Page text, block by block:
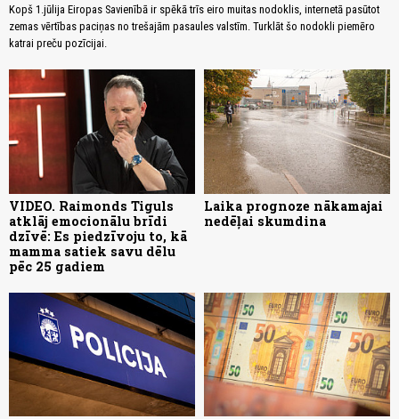
Kopš 1.jūlija Eiropas Savienībā ir spēkā trīs eiro muitas nodoklis, internetā pasūtot
zemas vērtības paciņas no trešajām pasaules valstīm. Turklāt šo nodokli piemēro
katrai preču pozīcijai.
VIDEO. Raimonds Tiguls
atklāj emocionālu brīdi
dzīvē: Es piedzīvoju to, kā
mamma satiek savu dēlu
pēc 25 gadiem
Laika prognoze nākamajai
nedēļai skumdina